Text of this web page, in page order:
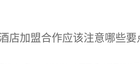
店加盟合作应该注意哪些要